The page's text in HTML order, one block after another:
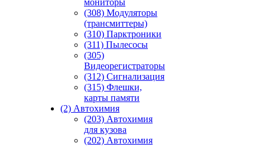
мониторы
(308) Модуляторы
(трансмиттеры)
(310) Парктроники
(311) Пылесосы
(305)
Видеорегистраторы
(312) Сигнализация
(315) Флешки,
карты памяти
(2) Автохимия
(203) Автохимия
для кузова
(202) Автохимия